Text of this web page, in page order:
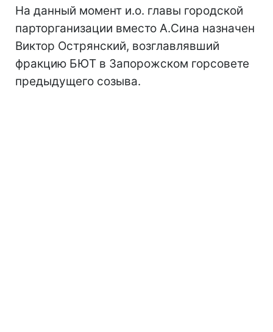
На данный момент и.о. главы городской
парторганизации вместо А.Сина назначен
Виктор Острянский, возглавлявший
фракцию БЮТ в Запорожском горсовете
предыдущего созыва.